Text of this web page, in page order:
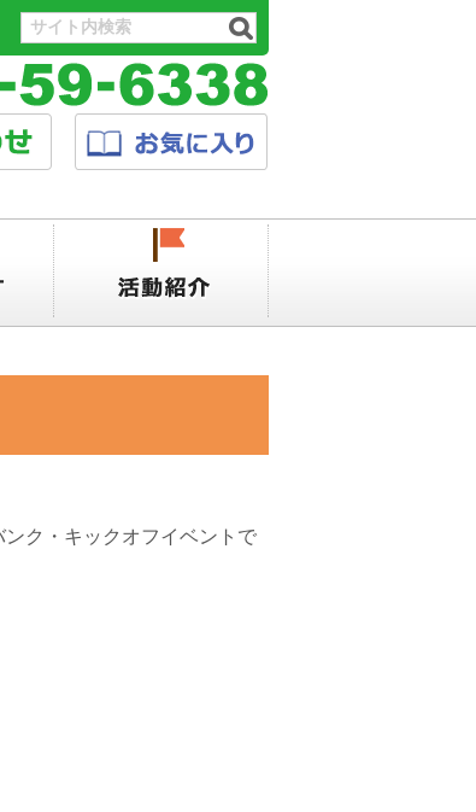
ク・キックオフイベントで